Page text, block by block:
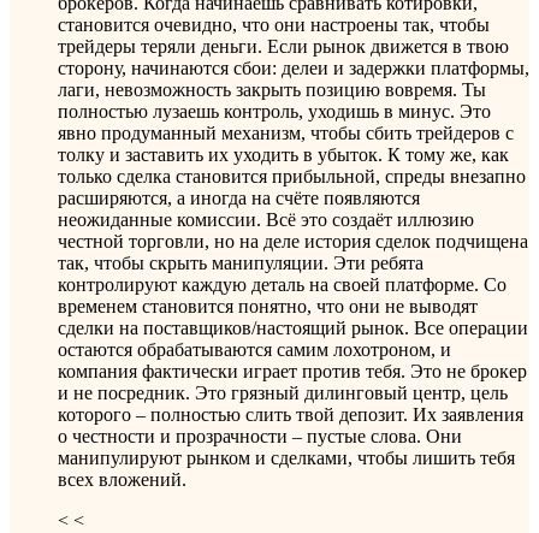
становится очевидно, что они настроены так, чтобы
трейдеры теряли деньги. Если рынок движется в твою
сторону, начинаются сбои: делеи и задержки платформы,
лаги, невозможность закрыть позицию вовремя. Ты
полностью лузаешь контроль, уходишь в минус. Это
явно продуманный механизм, чтобы сбить трейдеров с
толку и заставить их уходить в убыток. К тому же, как
только сделка становится прибыльной, спреды внезапно
расширяются, а иногда на счёте появляются
неожиданные комиссии. Всё это создаёт иллюзию
честной торговли, но на деле история сделок подчищена
так, чтобы скрыть манипуляции. Эти ребята
контролируют каждую деталь на своей платформе. Со
временем становится понятно, что они не выводят
сделки на поставщиков/настоящий рынок. Все операции
остаются обрабатываются самим лохотроном, и
компания фактически играет против тебя. Это не брокер
и не посредник. Это грязный дилинговый центр, цель
которого – полностью слить твой депозит. Их заявления
о честности и прозрачности – пустые слова. Они
манипулируют рынком и сделками, чтобы лишить тебя
всех вложений.
< <